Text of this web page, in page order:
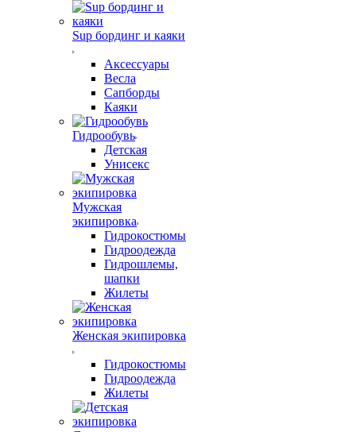
Sup бординг и каяки
Аксессуары
Весла
Сапборды
Каяки
Гидрообувь
Детская
Унисекс
Мужская
экипировка
Гидрокостюмы
Гидроодежда
Гидрошлемы,
шапки
Жилеты
Женская экипировка
Гидрокостюмы
Гидроодежда
Жилеты